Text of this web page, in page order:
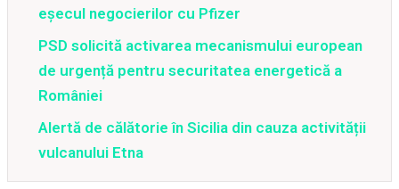
eșecul negocierilor cu Pfizer
PSD solicită activarea mecanismului european
de urgență pentru securitatea energetică a
României
Alertă de călătorie în Sicilia din cauza activității
vulcanului Etna